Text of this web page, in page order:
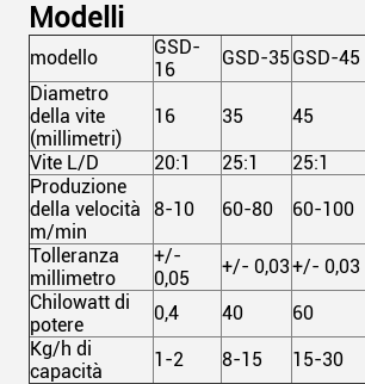
Modelli
modello
GSD-
16
GSD-35 GSD-45
Diametro
della vite
(millimetri)
16 35 45
Vite L/D 20:1 25:1 25:1
Produzione
della velocità
m/min
8-10 60-80 60-100
Tolleranza
millimetro
+/-
0,05
+/- 0,03+/- 0,03
Chilowatt di
potere
0,4 40 60
Kg/h di
capacità
1-2 8-15 15-30